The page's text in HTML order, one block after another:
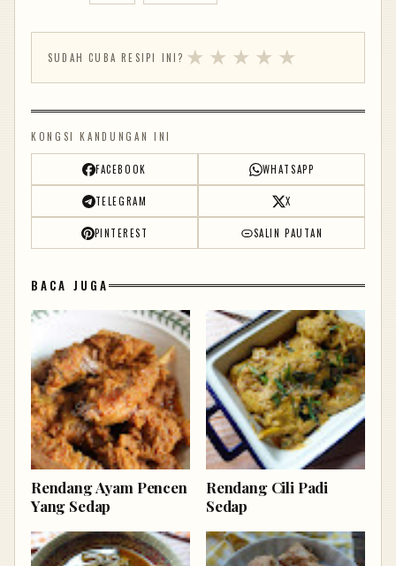
SUDAH CUBA RESIPI INI? ★ ★ ★ ★ ★
KONGSI KANDUNGAN INI
FACEBOOK WHATSAPP
TELEGRAM X
PINTEREST SALIN PAUTAN
BACA JUGA
Rendang Ayam Pencen
Yang Sedap
Rendang Cili Padi
Sedap